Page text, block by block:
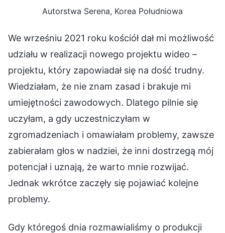
Autorstwa Serena, Korea Południowa
We wrześniu 2021 roku kościół dał mi możliwość
udziału w realizacji nowego projektu wideo –
projektu, który zapowiadał się na dość trudny.
Wiedziałam, że nie znam zasad i brakuje mi
umiejętności zawodowych. Dlatego pilnie się
uczyłam, a gdy uczestniczyłam w
zgromadzeniach i omawiałam problemy, zawsze
zabierałam głos w nadziei, że inni dostrzegą mój
potencjał i uznają, że warto mnie rozwijać.
Jednak wkrótce zaczęły się pojawiać kolejne
problemy.
Gdy któregoś dnia rozmawialiśmy o produkcji